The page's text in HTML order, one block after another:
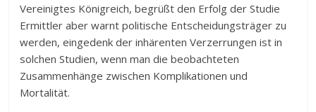
Vereinigtes Königreich, begrüßt den Erfolg der Studie
Ermittler aber warnt politische Entscheidungsträger zu
werden, eingedenk der inhärenten Verzerrungen ist in
solchen Studien, wenn man die beobachteten
Zusammenhänge zwischen Komplikationen und
Mortalität.